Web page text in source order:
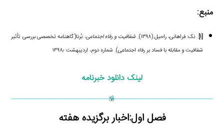
منبع:
[۱] . نک: فراهانی، راحیل.(۱۳۹۸). شفافیت و رفاه اجتماعی، بُرنا(گاهنامه تخصصی بررسی تأثیر
شفافیت و مقابله با فساد بر رفاه اجتماعی). شماره دوم، اردیبهشت ۱۳۹۸٫
لینک دانلود خبرنامه
فصل اول:اخبار برگزیده هفته